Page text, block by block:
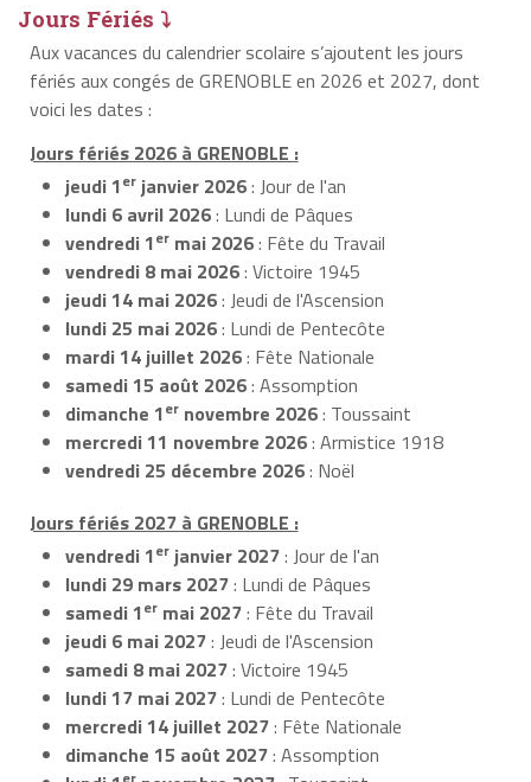
Jours Fériés ⤵
Aux vacances du calendrier scolaire s’ajoutent les jours
fériés aux congés de GRENOBLE en 2026 et 2027, dont
voici les dates :
Jours fériés 2026 à GRENOBLE :
jeudi 1er janvier 2026: Jour de l'an
lundi 6 avril 2026: Lundi de Pâques
vendredi 1er mai 2026: Fête du Travail
vendredi 8 mai 2026: Victoire 1945
jeudi 14 mai 2026: Jeudi de l'Ascension
lundi 25 mai 2026: Lundi de Pentecôte
mardi 14 juillet 2026: Fête Nationale
samedi 15 août 2026: Assomption
dimanche 1er novembre 2026: Toussaint
mercredi 11 novembre 2026: Armistice 1918
vendredi 25 décembre 2026: Noël
Jours fériés 2027 à GRENOBLE :
vendredi 1er janvier 2027: Jour de l'an
lundi 29 mars 2027: Lundi de Pâques
samedi 1er mai 2027: Fête du Travail
jeudi 6 mai 2027: Jeudi de l'Ascension
samedi 8 mai 2027: Victoire 1945
lundi 17 mai 2027: Lundi de Pentecôte
mercredi 14 juillet 2027: Fête Nationale
dimanche 15 août 2027: Assomption